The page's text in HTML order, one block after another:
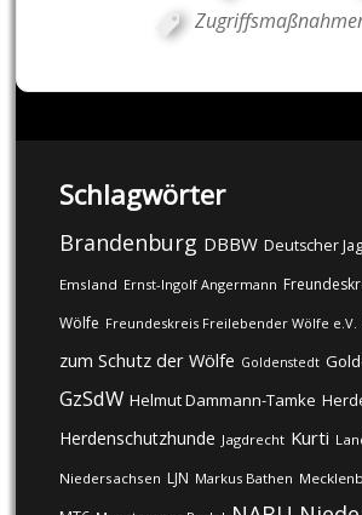
Schlagwörter
Brandenburg DBBW Deutscher
Emsland Ernst-Ingolf Angermann
Wölfe Freundeskreis Freilebender Wölfe e.V.
zum Schutz der Wölfe Goldenstedt
GzSdW Helmut Dammann-Tamke
Herdenschutzhunde Jagdrecht Kurti
Niedersachsen LJN Markus Bathen